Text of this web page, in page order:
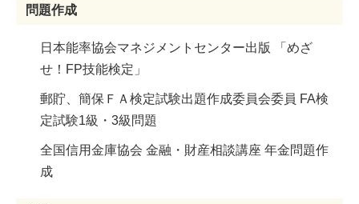
問題作成
日本能率協会マネジメントセンター出版 「めざ
せ！FP技能検定」
郵貯、簡保ＦＡ検定試験出題作成委員会委員 FA検
定試験1級・3級問題
全国信用金庫協会 金融・財産相談講座 年金問題作
成